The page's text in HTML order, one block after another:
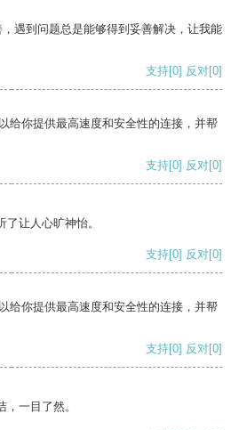
遇到问题总是能够得到妥善解决，让我能
支持[0] 反对[0]
给你提供最高速度和安全性的连接，并帮
支持[0] 反对[0]
让人心旷神怡。
支持[0] 反对[0]
给你提供最高速度和安全性的连接，并帮
支持[0] 反对[0]
一目了然。